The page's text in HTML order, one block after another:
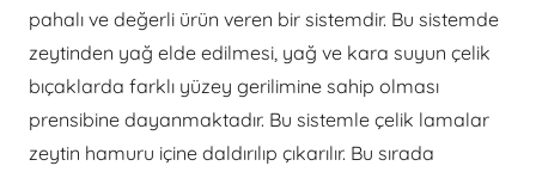
pahalı ve değerli ürün veren bir sistemdir. Bu sistemde
zeytinden yağ elde edilmesi, yağ ve kara suyun çelik
bıçaklarda farklı yüzey gerilimine sahip olması
prensibine dayanmaktadır. Bu sistemle çelik lamalar
zeytin hamuru içine daldırılıp çıkarılır. Bu sırada